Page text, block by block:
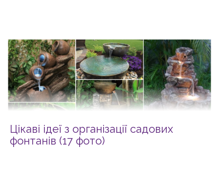
Цікаві ідеї з організації садових
фонтанів (17 фото)